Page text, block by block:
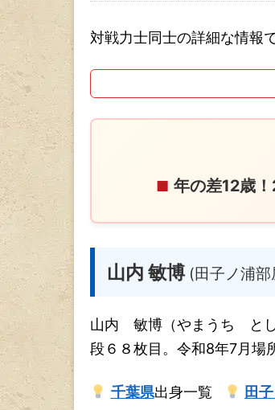
対戦力士同士の詳細な情報で
■ 年の差12歳
山内 敏博 (田子ノ浦
山内 敏博（やまうち とし
段６８枚目。令和8年7月場
千葉県出身一覧 田